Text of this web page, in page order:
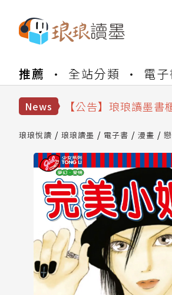
推薦 全站分類 電子
News
【公告】琅琅讀墨
【公告】琅琅讀墨 3
【公告】琅琅讀墨數
琅琅悅讀 琅琅讀墨 電子書 漫畫